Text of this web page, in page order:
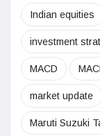
Indian equities
investment
MACD
market update
Maruti Suzuki